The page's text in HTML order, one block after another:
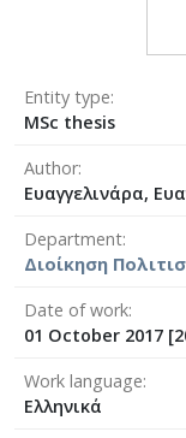
Entity type
MSc thesis
Author
Ευαγγελινάρα,
Department
Διοίκηση
Date of work
01 October 2017
Work language
Ελληνικά